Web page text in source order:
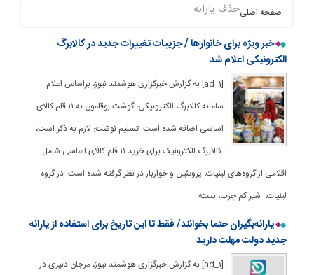
صفحه اصلیحذف یارانه
خبر ویژه برای خانوارها / جزییات تغییرات جدید در کالابرگ
الکترونیکی اعلام شد
[ad_1] به گزارش خبرگزاری هوشمند نیوز، براساس اعلام
سامانه کالابرگ الکترونیکی، گوشت بوقلمون به ۱۱ قلم کالای
اساسی اضافه شده است. تسنیم نوشت: لازم به ذکر است،
کالابرگ الکترونیک برای خرید ۱۱ قلم کالای اساسی شامل
اقلامی از گروه‌های لبنیات، پروتئین و خواربار در نظر گرفته شده است. در گروه
لبنیات، شیر کم چرب، بسته
یارانه‌بگیران حتما بخوانند/ فقط تا این تاریخ برای استفاده از یارانه
جدید دولت مهلت دارید
[ad_1] به گزارش خبرگزاری هوشمند نیوز، مرجان دبیری در